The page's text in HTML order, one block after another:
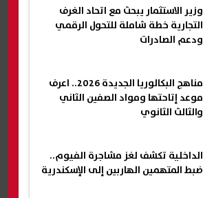
وزير الاستثمار يبحث مع اتحاد الغرف
التجارية خطة شاملة للتحول الرقمي
ودعم الصادرات
مناهج البكالوريا الجديدة 2026.. اعرف
موعد إتاحتها ومواد الصفين الثاني
والثالث الثانوي
الداخلية تكشف لغز مشاجرة الفيوم..
ضبط المتهمين الهاربين إلى الإسكندرية